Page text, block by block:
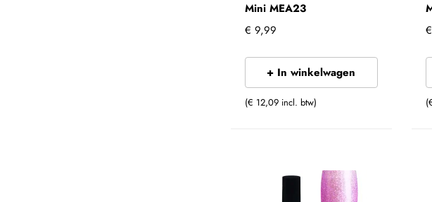
Mini MEA23
€ 9,99
+ In winkelwagen
(€ 12,09 incl. btw)